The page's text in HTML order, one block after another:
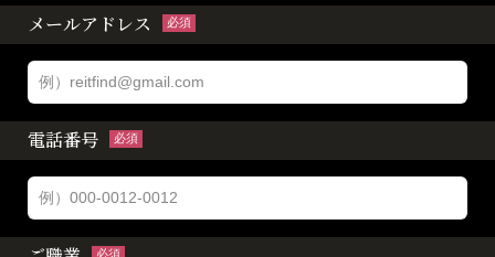
メールアドレス 必須
電話番号 必須
必須